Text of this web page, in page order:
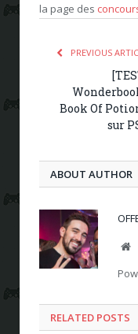
la page des
PREVIOUS
Book Of
sur
ABOUT AUTHOR
RELATED POSTS